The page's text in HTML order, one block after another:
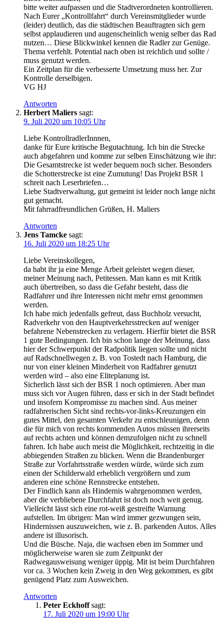
bitte weiter aufpassen und die Stadtverordneten kontrollieren.
Nach Eurer „Kontrollfahrt“ durch Vereinsmitglieder wurde
(leider) deutlich, das die städtischen Beauftragten sich gern
selbst applaudieren und augenscheinlich wenig selber das Rad
nutzen… Diese Blickwinkel kennen die Radler zur Genüge.
Thema verfehlt. Potential nach oben ist reichlich und sollte /
muss genutzt werden.
Ein Zeitplan für die verbesserte Umsetzung muss her. Zur
Kontrolle derselbigen.
VG HJ
Antworten
Herbert Maliers sagt:
9. Juli 2020 um 10:05 Uhr
Liebe KontrollradlerInnnen,
danke für Eure kritische Begutachtung. Ich bin die Strecke
auch abgefahren und komme zur selben Einschätzung wie ihr:
Die Gesamtstrecke ist weder bequem noch sicher. Besonders
die Schotterstrecke ist eine Zumutung! Das Projekt BSR 1
schreit nach Leserbriefen…
Liebe Stadtverwaltung, gut gemeint ist leider noch lange nicht
gut gemacht.
Mit fahrradfreundlichen Grüßen, H. Maliers
Antworten
Jens Tamcke sagt:
16. Juli 2020 um 18:25 Uhr
Liebe Vereinskollegen,
da habt ihr ja eine Menge Arbeit geleistet wegen dieser,
meiner Meinung nach, Petitessen. Man kann es mit Kritik
auch übertreiben, so dass die Gefahr besteht, dass die
Radfahrer und ihre Interessen nicht mehr ernst genommen
werden.
Ich habe mich jedenfalls gefreut, dass Buchholz versucht,
Radverkehr von den Hauptverkehrsstrecken auf weniger
befahrene Nebenstrecken zu verlagern. Hierfür bietet die BSR
1 gute Bedingungen. Ich bin schon lange der Meinung, dass
hier der Schwerpunkt der Radpolitik liegen sollte und nicht
auf Radschnellwegen z. B. von Tostedt nach Hamburg, die
nur von einer kleinen Minderheit von Radfahrer genutzt
werden wird – also eine Eliteplanung ist.
Sicherlich lässt sich der BSR 1 noch optimieren. Aber man
muss sich vor Augen führen, dass er sich in der Stadt befindet
und insofern Kompromisse zu machen sind. Aus meiner
radfahrerischen Sicht sind rechts-vor-links-Kreuzungen ein
gutes Mittel, den gesamten Verkehr zu entschleunigen, denn
die für mich von rechts kommenden Autos müssen ihrerseits
auf rechts achten und können demzufolgen nicht zu schnell
fahren. Ich habe auch meist die Möglichkeit, rechtzeitig in die
abbiegenden Straßen zu blicken. Wenn die Brandenburger
Straße zur Vorfahrtsstraße werden würde, würde sich zum
einen der Schilderwald erheblich vergrößern und zum
anderen eine schöne Rennstrecke entstehen.
Der Findlich kann als Hindernis wahrgenommen werden,
aber die verbliebene Durchfahrt ist doch noch weit genug.
Vielleicht lässt sich eine rot-weiß gestreifte Warnung
aufstellen. Im übrigen: Man wird immer gezwungen sein,
Hindernissen auszuweichen, wie z. B. parkenden Autos. Alles
andere ist illusorisch.
Und die Büsche. Naja, die wachsen eben im Sommer und
möglicherweise waren sie zum Zeitpunkt der
Radwegausweisung weniger üppig. Mit ist beim Durchfahren
vor ca. 3 Wochen kein Zweig in den Weg gekommen, es gibt
genügend Platz zum Ausweichen.
Antworten
Peter Eckhoff sagt:
17. Juli 2020 um 19:00 Uhr